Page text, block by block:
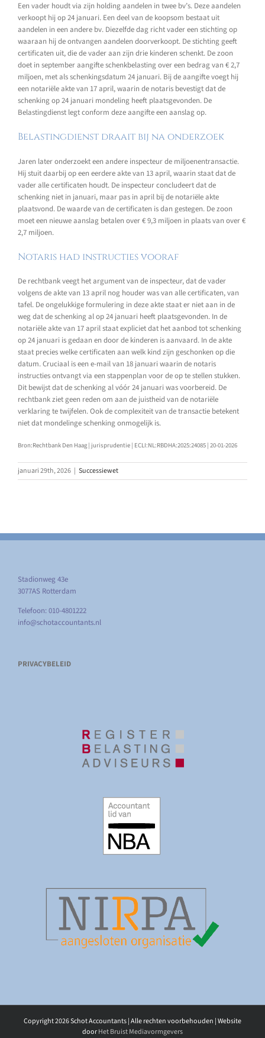
Een vader houdt via zijn holding aandelen in twee bv’s. Deze aandelen
verkoopt hij op 24 januari. Een deel van de koopsom bestaat uit
aandelen in een andere bv. Diezelfde dag richt vader een stichting op
waaraan hij de ontvangen aandelen doorverkoopt. De stichting geeft
certificaten uit, die de vader aan zijn drie kinderen schenkt. De zoon
doet in september aangifte schenkbelasting over een bedrag van € 2,7
miljoen, met als schenkingsdatum 24 januari. Bij de aangifte voegt hij
een notariële akte van 17 april, waarin de notaris bevestigt dat de
schenking op 24 januari mondeling heeft plaatsgevonden. De
Belastingdienst legt conform deze aangifte een aanslag op.
Belastingdienst draait bij na onderzoek
Jaren later onderzoekt een andere inspecteur de miljoenentransactie.
Hij stuit daarbij op een eerdere akte van 13 april, waarin staat dat de
vader alle certificaten houdt. De inspecteur concludeert dat de
schenking niet in januari, maar pas in april bij de notariële akte
plaatsvond. De waarde van de certificaten is dan gestegen. De zoon
moet een nieuwe aanslag betalen over € 9,3 miljoen in plaats van over €
2,7 miljoen.
Notaris had instructies vooraf
De rechtbank veegt het argument van de inspecteur, dat de vader
volgens de akte van 13 april nog houder was van alle certificaten, van
tafel. De ongelukkige formulering in deze akte staat er niet aan in de
weg dat de schenking al op 24 januari heeft plaatsgevonden. In de
notariële akte van 17 april staat expliciet dat het aanbod tot schenking
op 24 januari is gedaan en door de kinderen is aanvaard. In de akte
staat precies welke certificaten aan welk kind zijn geschonken op die
datum. Cruciaal is een e-mail van 18 januari waarin de notaris
instructies ontvangt via een stappenplan voor de op te stellen stukken.
Dit bewijst dat de schenking al vóór 24 januari was voorbereid. De
rechtbank ziet geen reden om aan de juistheid van de notariële
verklaring te twijfelen. Ook de complexiteit van de transactie betekent
niet dat mondelinge schenking onmogelijk is.
Bron:Rechtbank Den Haag | jurisprudentie | ECLI:NL:RBDHA:2025:24085 | 20-01-2026
januari 29th, 2026 | Successiewet
Stadionweg 43e
3077AS Rotterdam
Telefoon: 010-4801222
info@schotaccountants.nl
PRIVACYBELEID
Copyright2026 Schot Accountants | Alle rechten voorbehouden | Website
doorHet Bruist Mediavormgevers